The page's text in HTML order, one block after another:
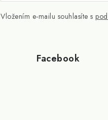
Vložením e-mailu souhlasíte s
Facebook